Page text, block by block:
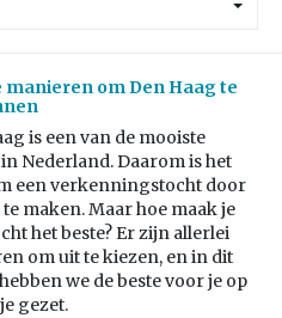
manieren om Den Haag te
is een van de mooiste
Nederland. Daarom is het
een verkenningstocht door
te maken. Maar hoe maak je
het beste? Er zijn allerlei
om uit te kiezen, en in dit
we de beste voor je op
gezet.